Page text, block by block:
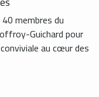
40 membres du
Guichard pour
au cœur des